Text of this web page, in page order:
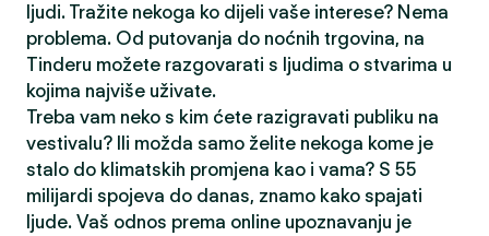
ljudi. Tražite nekoga ko dijeli vaše interese? Nema
problema. Od putovanja do noćnih trgovina, na
Tinderu možete razgovarati s ljudima o stvarima u
kojima najviše uživate.
Treba vam neko s kim ćete razigravati publiku na
vestivalu? Ili možda samo želite nekoga kome je
stalo do klimatskih promjena kao i vama? S 55
milijardi spojeva do danas, znamo kako spajati
ljude. Vaš odnos prema online upoznavanju je